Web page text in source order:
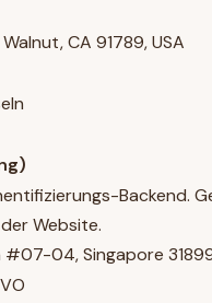
CA 91789, USA
Backend.
Website.
#07-04, Singapore